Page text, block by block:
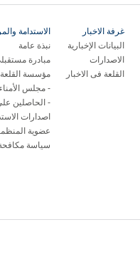
غرفة الاخبار
البيانات الإخبارية
الاصدارات
القلعة فى الاخبار
الاستدامة
نبذة عامة
مبادرة
مؤسسة القلعة
مجلس الأمناء
الحاصلين
اصدارات
عضوية
سياسة مكافحة